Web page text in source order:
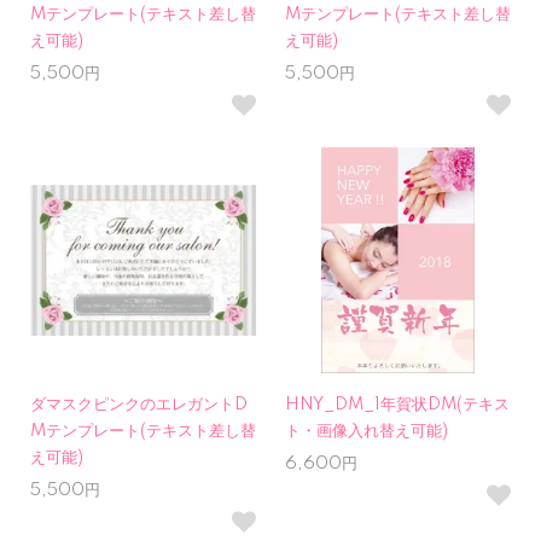
Mテンプレート(テキスト差し替
え可能)
5,500円
Mテンプレート(テキスト差し替
え可能)
5,500円
ダマスクピンクのエレガントD
Mテンプレート(テキスト差し替
え可能)
5,500円
HNY_DM_1年賀状DM(テキス
ト・画像入れ替え可能)
6,600円